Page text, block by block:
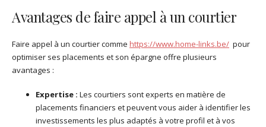
Avantages de faire appel à un courtier
Faire appel à un courtier comme https://www.home-links.be/ pour
optimiser ses placements et son épargne offre plusieurs
avantages :
Expertise : Les courtiers sont experts en matière de
placements financiers et peuvent vous aider à identifier les
investissements les plus adaptés à votre profil et à vos